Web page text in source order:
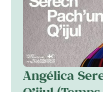
acrylique.
Angélica